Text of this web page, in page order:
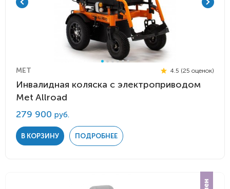
MET 4.5 (25 оценок)
Инвалидная коляска с электроприводом
Met Allroad
279 900 руб.
В КОРЗИНУ ПОДРОБНЕЕ